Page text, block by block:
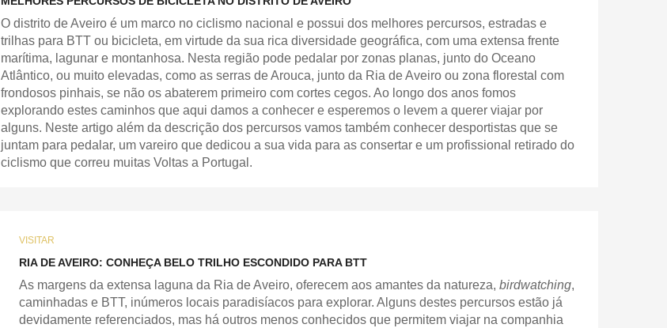
O distrito de Aveiro é um marco no ciclismo nacional e possui dos melhores percursos, estradas e
trilhas para BTT ou bicicleta, em virtude da sua rica diversidade geográfica, com uma extensa frente
marítima, lagunar e montanhosa. Nesta região pode pedalar por zonas planas, junto do Oceano
Atlântico, ou muito elevadas, como as serras de Arouca, junto da Ria de Aveiro ou zona florestal com
frondosos pinhais, se não os abaterem primeiro com cortes cegos. Ao longo dos anos fomos
explorando estes caminhos que aqui damos a conhecer e esperemos o levem a querer viajar por
alguns. Neste artigo além da descrição dos percursos vamos também conhecer desportistas que se
juntam para pedalar, um vareiro que dedicou a sua vida para as consertar e um profissional retirado do
ciclismo que correu muitas Voltas a Portugal.
VISITAR
RIA DE AVEIRO: CONHEÇA BELO TRILHO ESCONDIDO PARA BTT
As margens da extensa laguna da Ria de Aveiro, oferecem aos amantes da natureza, birdwatching,
caminhadas e BTT, inúmeros locais paradisíacos para explorar. Alguns destes percursos estão já
devidamente referenciados, mas há outros menos conhecidos que permitem viajar na companhia